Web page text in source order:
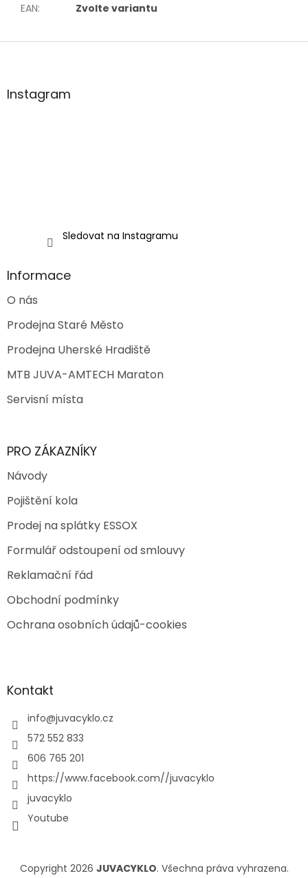
EAN: Zvolte variantu
Z
aInstagram
Sledovat na Instagramu
Informace
O nás
Prodejna Staré Město
Prodejna Uherské Hradiště
MTB JUVA-AMTECH Maraton
Servisní místa
PRO ZÁKAZNÍKY
Návody
Pojištění kola
Prodej na splátky ESSOX
Formulář odstoupení od smlouvy
Reklamační řád
Obchodní podmínky
Ochrana osobních údajů-cookies
Kontakt
info@juvacyklo.cz
572 552 833
606 765 201
https://www.facebook.com//juvacyklo
juvacyklo
Youtube
Copyright 2026 JUVACYKLO. Všechna práva vyhrazena.